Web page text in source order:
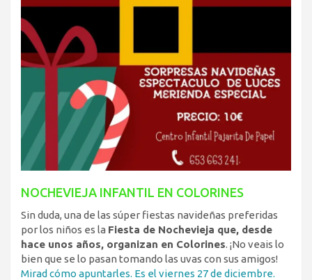
NOCHEVIEJA INFANTIL EN COLORINES
Sin duda, una de las súper fiestas navideñas preferidas
por los niños es la Fiesta de Nochevieja que, desde
hace unos años, organizan en Colorines. ¡No veais lo
bien que se lo pasan tomando las uvas con sus amigos!
Mirad cómo apuntarles. Es el viernes 27 de diciembre.